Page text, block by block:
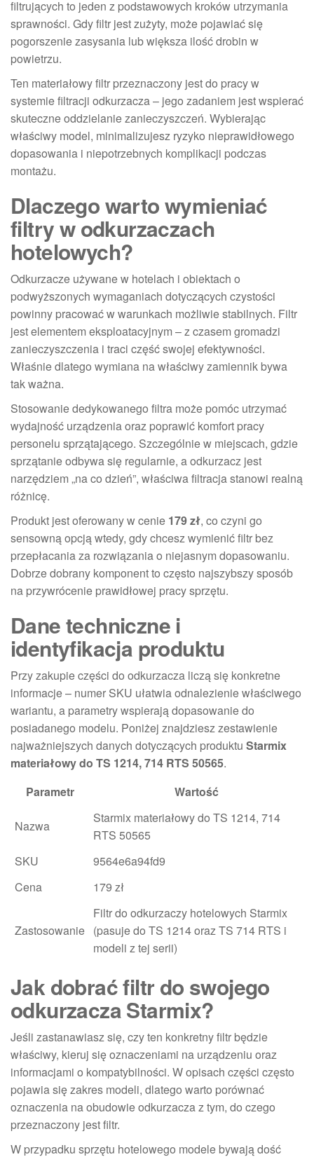
filtrujących to jeden z podstawowych kroków utrzymania
sprawności. Gdy filtr jest zużyty, może pojawiać się
pogorszenie zasysania lub większa ilość drobin w
powietrzu.
Ten materiałowy filtr przeznaczony jest do pracy w
systemie filtracji odkurzacza – jego zadaniem jest wspierać
skuteczne oddzielanie zanieczyszczeń. Wybierając
właściwy model, minimalizujesz ryzyko nieprawidłowego
dopasowania i niepotrzebnych komplikacji podczas
montażu.
Dlaczego warto wymieniać
filtry w odkurzaczach
hotelowych?
Odkurzacze używane w hotelach i obiektach o
podwyższonych wymaganiach dotyczących czystości
powinny pracować w warunkach możliwie stabilnych. Filtr
jest elementem eksploatacyjnym – z czasem gromadzi
zanieczyszczenia i traci część swojej efektywności.
Właśnie dlatego wymiana na właściwy zamiennik bywa
tak ważna.
Stosowanie dedykowanego filtra może pomóc utrzymać
wydajność urządzenia oraz poprawić komfort pracy
personelu sprzątającego. Szczególnie w miejscach, gdzie
sprzątanie odbywa się regularnie, a odkurzacz jest
narzędziem „na co dzień”, właściwa filtracja stanowi realną
różnicę.
Produkt jest oferowany w cenie 179 zł, co czyni go
sensowną opcją wtedy, gdy chcesz wymienić filtr bez
przepłacania za rozwiązania o niejasnym dopasowaniu.
Dobrze dobrany komponent to często najszybszy sposób
na przywrócenie prawidłowej pracy sprzętu.
Dane techniczne i
identyfikacja produktu
Przy zakupie części do odkurzacza liczą się konkretne
informacje – numer SKU ułatwia odnalezienie właściwego
wariantu, a parametry wspierają dopasowanie do
posiadanego modelu. Poniżej znajdziesz zestawienie
najważniejszych danych dotyczących produktu Starmix
materiałowy do TS 1214, 714 RTS 50565.
Parametr
Wartość
Nazwa
Starmix materiałowy do TS 1214, 714
RTS 50565
SKU
9564e6a94fd9
Cena
179 zł
Zastosowanie
Filtr do odkurzaczy hotelowych Starmix
(pasuje do TS 1214 oraz TS 714 RTS i
modeli z tej serii)
Jak dobrać filtr do swojego
odkurzacza Starmix?
Jeśli zastanawiasz się, czy ten konkretny filtr będzie
właściwy, kieruj się oznaczeniami na urządzeniu oraz
informacjami o kompatybilności. W opisach części często
pojawia się zakres modeli, dlatego warto porównać
oznaczenia na obudowie odkurzacza z tym, do czego
przeznaczony jest filtr.
W przypadku sprzętu hotelowego modele bywają dość